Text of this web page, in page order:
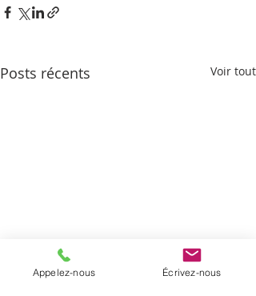
Posts récents Voir tout
Appelez-nous Écrivez-nous